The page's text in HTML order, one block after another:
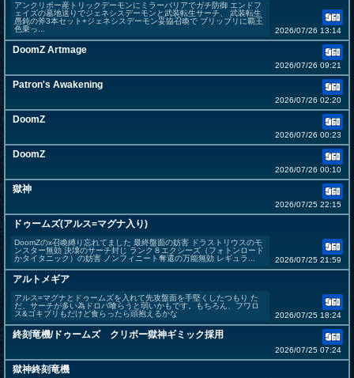
アンクリボー産トリックデーモンにミラーバリアでガチ防御 エンドフ
ェイズの墓地送りでジェネシスデーモンと武装転生サーチ、 武装転生
愚鈍の斧3本セット+ジェネシスデーモン妥協召喚で ブリッブリに覇王
色乗っ...
2026/07/26 13:14
DoomZ Artmage
2026/07/26 09:21
Patron's Awakening
2026/07/26 02:20
DoomZ
2026/07/26 00:23
DoomZ
2026/07/26 00:10
獄神
2026/07/25 22:15
ドゥームズ(アルス=マグナ入り)
DoomZのx召喚縛り忘れてました 最終盤面の妨害 ドラストリウスのモ
ンスター無効 決壊のサーチ封じ ランク８エクシーズ（フォトンロード
かタイタニック）の妨害 ノンフィニート奪還の万能無効 レギュラ...
2026/07/25 21:59
アルトメギア
アルス=マグナとドゥームズを入れて先攻盤面を手堅くしたつもり た
だ、サーチが多い為ドロバ喰らうと弱いかもです。もちろん、フワロ
ス&ゴキブリもだけど食らったら頭抱えるかな
2026/07/25 18:24
終刻竜機/ドゥームズ クリボー獄神ギミック採用
2026/07/25 07:24
獄神終刻竜機